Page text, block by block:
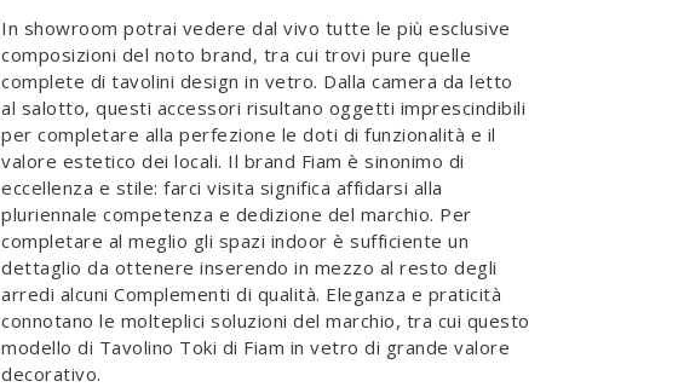
In showroom potrai vedere dal vivo tutte le più esclusive
composizioni del noto brand, tra cui trovi pure quelle
complete di tavolini design in vetro. Dalla camera da letto
al salotto, questi accessori risultano oggetti imprescindibili
per completare alla perfezione le doti di funzionalità e il
valore estetico dei locali. Il brand Fiam è sinonimo di
eccellenza e stile: farci visita significa affidarsi alla
pluriennale competenza e dedizione del marchio. Per
completare al meglio gli spazi indoor è sufficiente un
dettaglio da ottenere inserendo in mezzo al resto degli
arredi alcuni Complementi di qualità. Eleganza e praticità
connotano le molteplici soluzioni del marchio, tra cui questo
modello di Tavolino Toki di Fiam in vetro di grande valore
decorativo.